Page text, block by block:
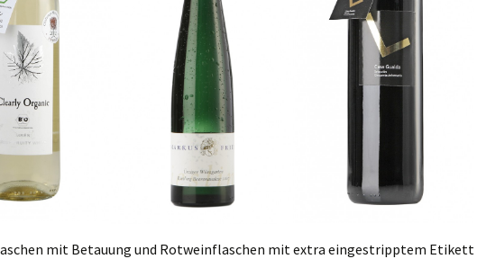
mit Betauung und Rotweinflaschen mit extra eingestripptem Etikett